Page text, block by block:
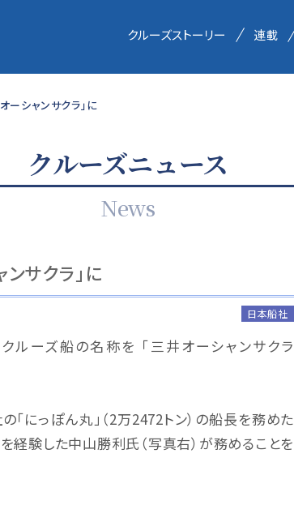
クルーズストーリー 連載
ーシャンサクラ」に
クルーズニュース
News
サクラ」に
日本船社
ルーズ船の名称を 「三井オーシャンサクラ
にっぽん丸」（2万2472トン）の船長を務めた
経験した中山勝利氏（写真右）が務めることを